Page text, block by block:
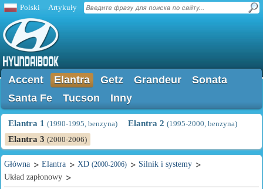
Polski Artykuły
Accent Elantra Getz Grandeur
Sonata
Santa Fe
Tucson Inny
Elantra 1 (1990-1995, benzyna) Elantra 2 (1995-2000, benzyna)
Elantra 3 (2000-2006)
Główna Elantra XD (2000-2006)
Silnik i systemy
Układ zapłonowy